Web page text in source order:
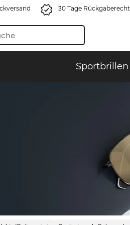
30 Tage Rückgaberecht
Sportbrillen